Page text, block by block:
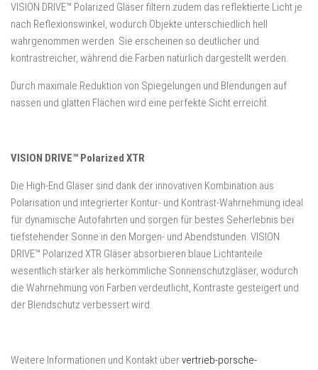
VISION DRIVE™ Polarized Gläser filtern zudem das reflektierte Licht je
nach Reflexionswinkel, wodurch Objekte unterschiedlich hell
wahrgenommen werden. Sie erscheinen so deutlicher und
kontrastreicher, während die Farben natürlich dargestellt werden.
Durch maximale Reduktion von Spiegelungen und Blendungen auf
nassen und glatten Flächen wird eine perfekte Sicht erreicht.
VISION DRIVE™ Polarized XTR
Die High-End Gläser sind dank der innovativen Kombination aus
Polarisation und integrierter Kontur- und Kontrast-Wahrnehmung ideal
für dynamische Autofahrten und sorgen für bestes Seherlebnis bei
tiefstehender Sonne in den Morgen- und Abendstunden. VISION
DRIVE™ Polarized XTR Gläser absorbieren blaue Lichtanteile
wesentlich stärker als herkömmliche Sonnenschutzgläser, wodurch
die Wahrnehmung von Farben verdeutlicht, Kontraste gesteigert und
der Blendschutz verbessert wird.
Weitere Informationen und Kontakt übervertrieb-porsche-